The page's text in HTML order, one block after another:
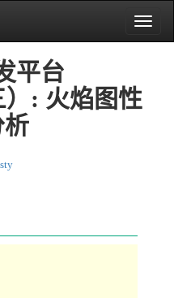
Toggle
平台
）: 火焰图性